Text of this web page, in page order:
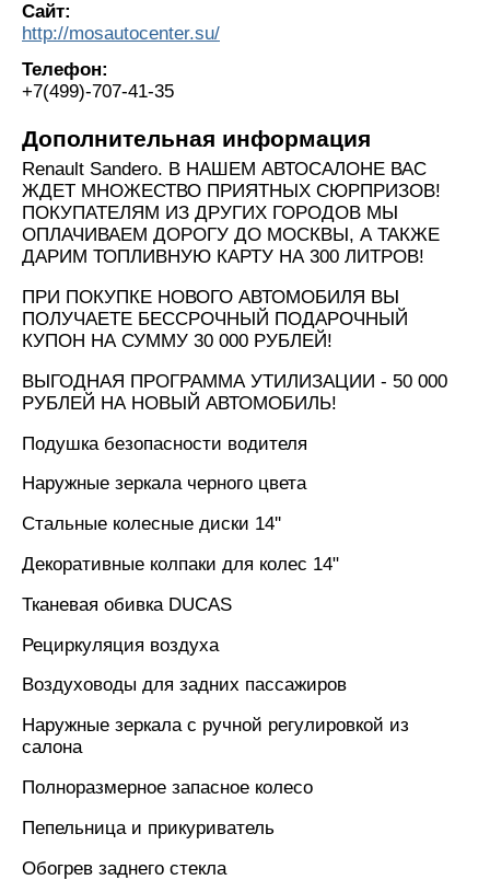
Сайт:
http://mosautocenter.su/
Телефон:
+7(499)-707-41-35
Дополнительная информация
Renault Sandero. В НАШЕМ АВТОСАЛОНЕ ВАС
ЖДЕТ МНОЖЕСТВО ПРИЯТНЫХ СЮРПРИЗОВ!
ПОКУПАТЕЛЯМ ИЗ ДРУГИХ ГОРОДОВ МЫ
ОПЛАЧИВАЕМ ДОРОГУ ДО МОСКВЫ, А ТАКЖЕ
ДАРИМ ТОПЛИВНУЮ КАРТУ НА 300 ЛИТРОВ!
ПРИ ПОКУПКЕ НОВОГО АВТОМОБИЛЯ ВЫ
ПОЛУЧАЕТЕ БЕССРОЧНЫЙ ПОДАРОЧНЫЙ
КУПОН НА СУММУ 30 000 РУБЛЕЙ!
ВЫГОДНАЯ ПРОГРАММА УТИЛИЗАЦИИ - 50 000
РУБЛЕЙ НА НОВЫЙ АВТОМОБИЛЬ!
Подушка безопасности водителя
Наружные зеркала черного цвета
Стальные колесные диски 14''
Декоративные колпаки для колес 14"
Тканевая обивка DUCAS
Рециркуляция воздуха
Воздуховоды для задних пассажиров
Наружные зеркала с ручной регулировкой из
салона
Полноразмерное запасное колесо
Пепельница и прикуриватель
Обогрев заднего стекла